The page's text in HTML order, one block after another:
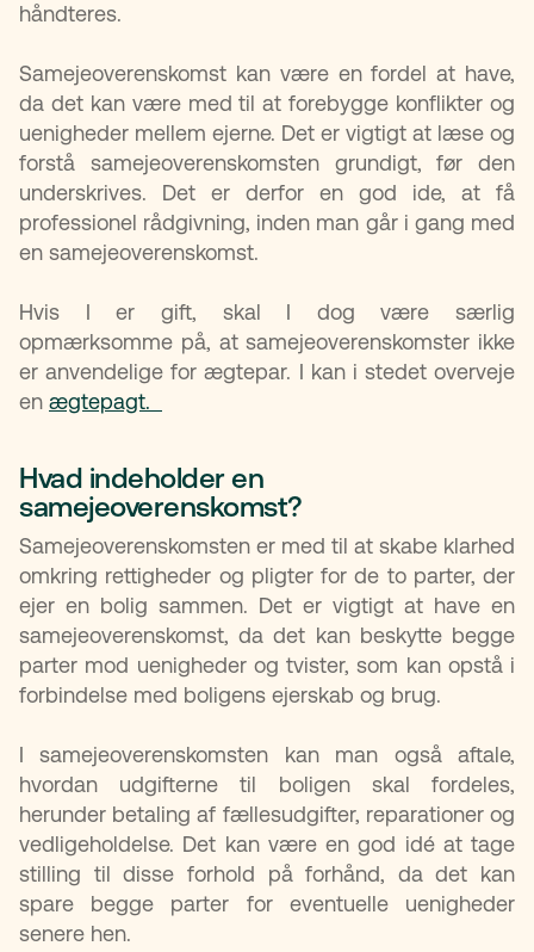
håndteres.
Samejeoverenskomst kan være en fordel at have,
da det kan være med til at forebygge konflikter og
uenigheder mellem ejerne. Det er vigtigt at læse og
forstå samejeoverenskomsten grundigt, før den
underskrives. Det er derfor en god ide, at få
professionel rådgivning, inden man går i gang med
en samejeoverenskomst.
Hvis I er gift, skal I dog være særlig
opmærksomme på, at samejeoverenskomster ikke
er anvendelige for ægtepar. I kan i stedet overveje
en ægtepagt.
Hvad indeholder en
samejeoverenskomst?​
Samejeoverenskomsten er med til at skabe klarhed
omkring rettigheder og pligter for de to parter, der
ejer en bolig sammen. Det er vigtigt at have en
samejeoverenskomst, da det kan beskytte begge
parter mod uenigheder og tvister, som kan opstå i
forbindelse med boligens ejerskab og brug.
I samejeoverenskomsten kan man også aftale,
hvordan udgifterne til boligen skal fordeles,
herunder betaling af fællesudgifter, reparationer og
vedligeholdelse. Det kan være en god idé at tage
stilling til disse forhold på forhånd, da det kan
spare begge parter for eventuelle uenigheder
senere hen.